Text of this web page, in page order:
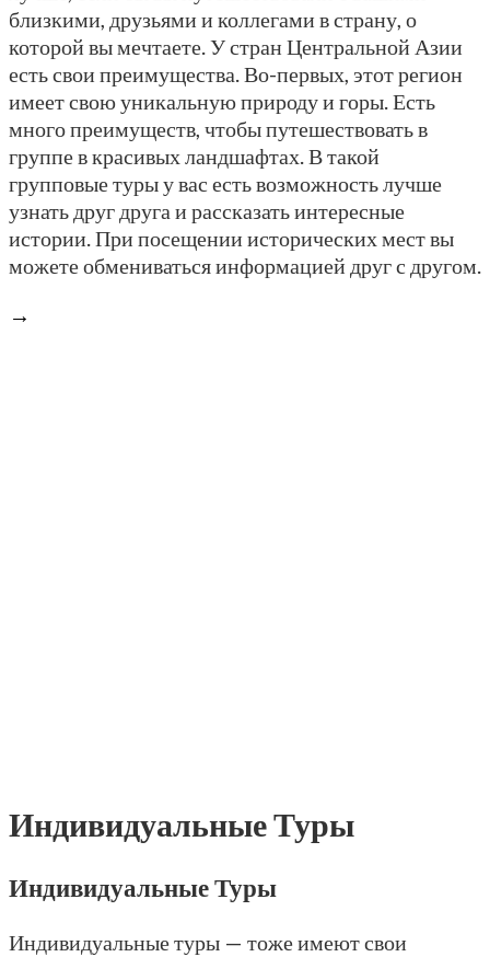
близкими, друзьями и коллегами в страну, о
которой вы мечтаете. У стран Центральной Азии
есть свои преимущества. Во-первых, этот регион
имеет свою уникальную природу и горы. Есть
много преимуществ, чтобы путешествовать в
группе в красивых ландшафтах. В такой
групповые туры у вас есть возможность лучше
узнать друг друга и рассказать интересные
истории. При посещении исторических мест вы
можете обмениваться информацией друг с другом.
→
Индивидуальные Туры
Индивидуальные Туры
Индивидуальные туры — тоже имеют свои